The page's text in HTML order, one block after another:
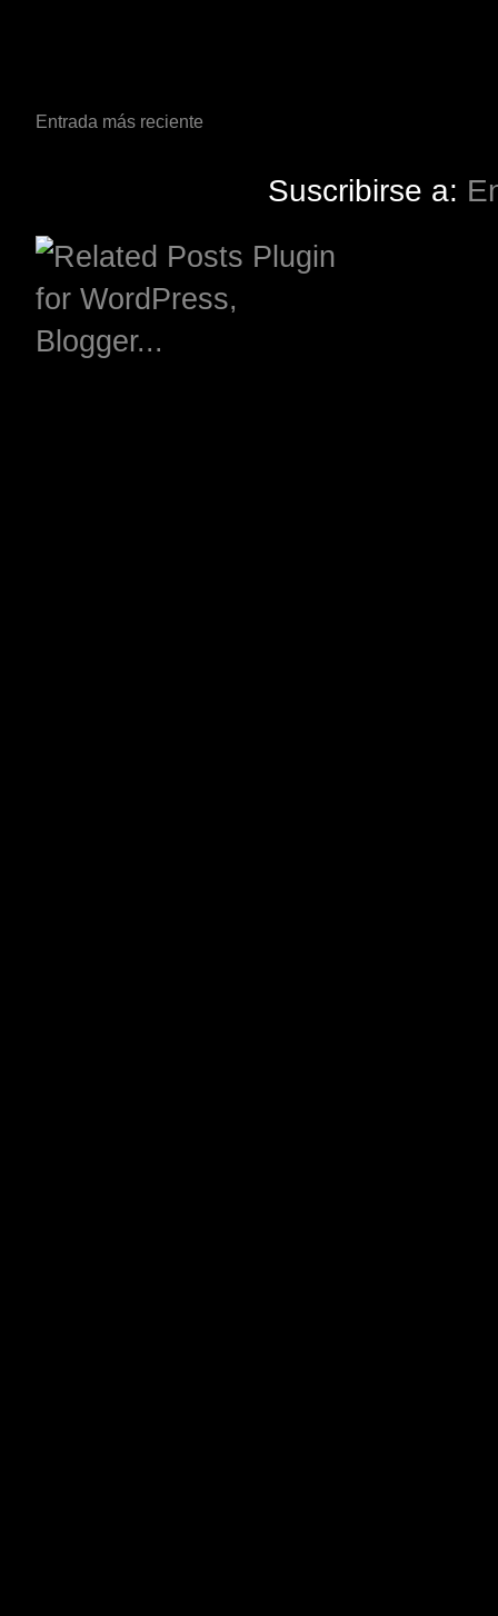
Entrada más reciente
Suscribirse a: